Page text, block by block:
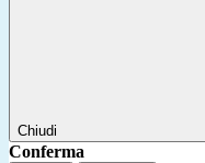
Chiudi
Conferma